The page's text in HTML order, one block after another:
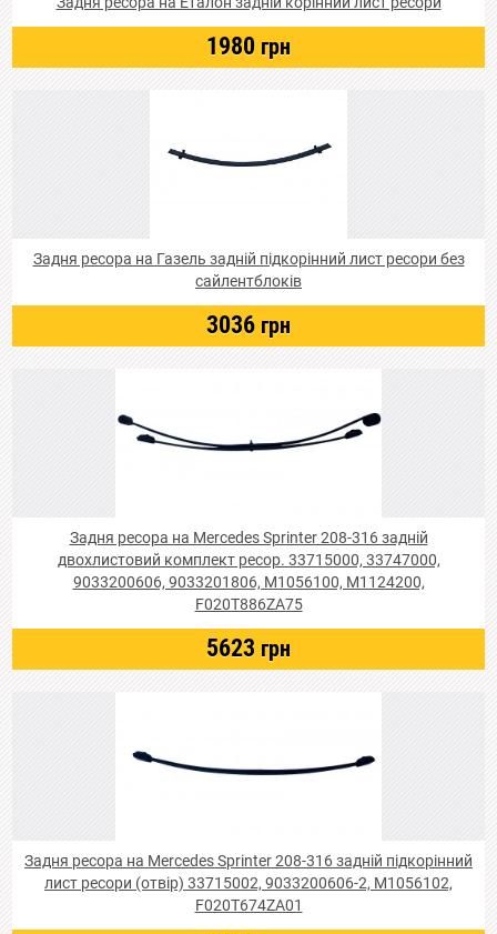
1980 грн
Задня ресора на Газель задній підкорінний лист ресори без
сайлентблоків
3036 грн
Задня ресора на Mercedes Sprinter 208-316 задній
двохлистовий комплект ресор. 33715000, 33747000,
9033200606, 9033201806, M1056100, M1124200,
F020T886ZA75
5623 грн
Задня ресора на Mercedes Sprinter 208-316 задній підкорінний
лист ресори (отвір) 33715002, 9033200606-2, M1056102,
F020T674ZA01